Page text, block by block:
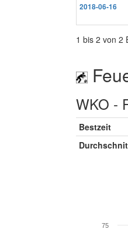
2018-06-16
1 bis 2 von 2
WKO -
Bestzeit
75